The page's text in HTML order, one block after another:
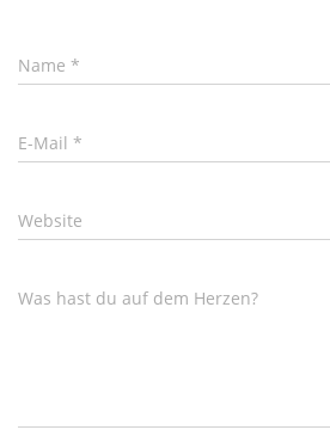
Name *
E-Mail *
Website
Was hast du auf dem Herzen?